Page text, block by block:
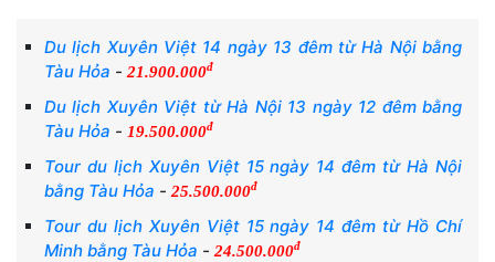
Du lịch Xuyên Việt 14 ngày 13 đêm từ Hà Nội bằng
Tàu Hỏa -21.900.000đ
Du lịch Xuyên Việt từ Hà Nội 13 ngày 12 đêm bằng
Tàu Hỏa - 19.500.000đ
Tour du lịch Xuyên Việt 15 ngày 14 đêm từ Hà Nội
bằng Tàu Hỏa -25.500.000đ
Tour du lịch Xuyên Việt 15 ngày 14 đêm từ Hồ Chí
Minh bằng Tàu Hỏa -24.500.000đ